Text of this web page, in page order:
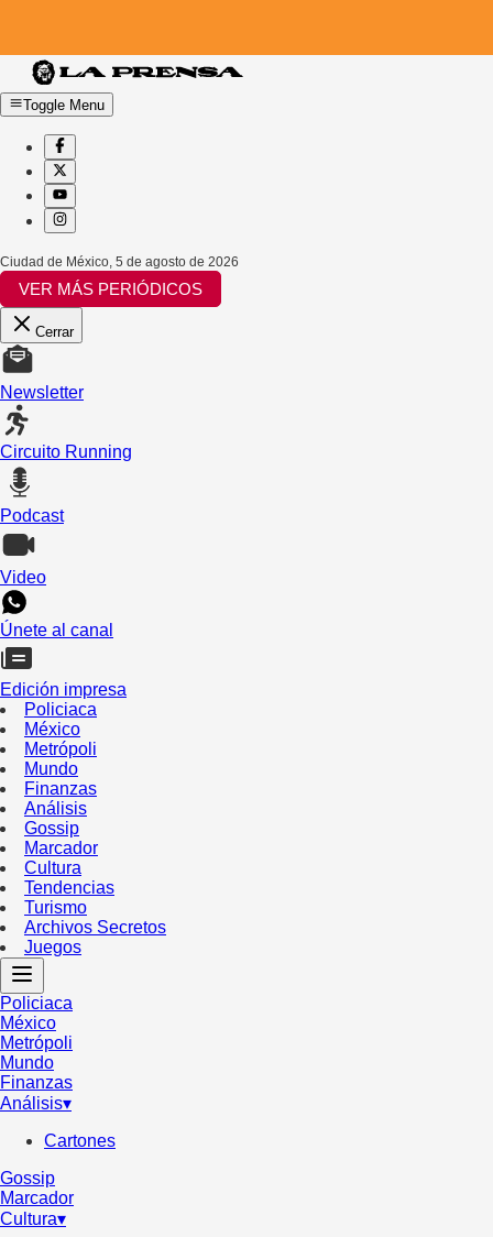
Toggle Menu
Ciudad de México 5 de agosto de 2026
VER MÁS PERIÓDICOS
Cerrar
Newsletter
Circuito Running
Podcast
Video
Únete al canal
Edición impresa
Policiaca
México
Metrópoli
Mundo
Finanzas
Análisis
Gossip
Marcador
Cultura
Tendencias
Turismo
Archivos Secretos
Juegos
Policiaca
México
Metrópoli
Mundo
Finanzas
Análisis▾
Cartones
Gossip
Marcador
Cultura▾